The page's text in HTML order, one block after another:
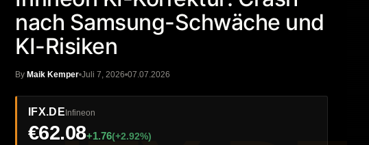
nach Samsung-Schwäche und
KI-Risiken
By Maik Kemper Juli 7, 2026 07.07.2026
IFX.DEInfineon
€62.08+1.76(+2.92%)